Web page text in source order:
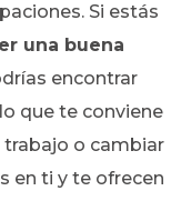
Si estás
una buena
encontrar
que te conviene
trabajo o cambiar
en ti y te ofrecen